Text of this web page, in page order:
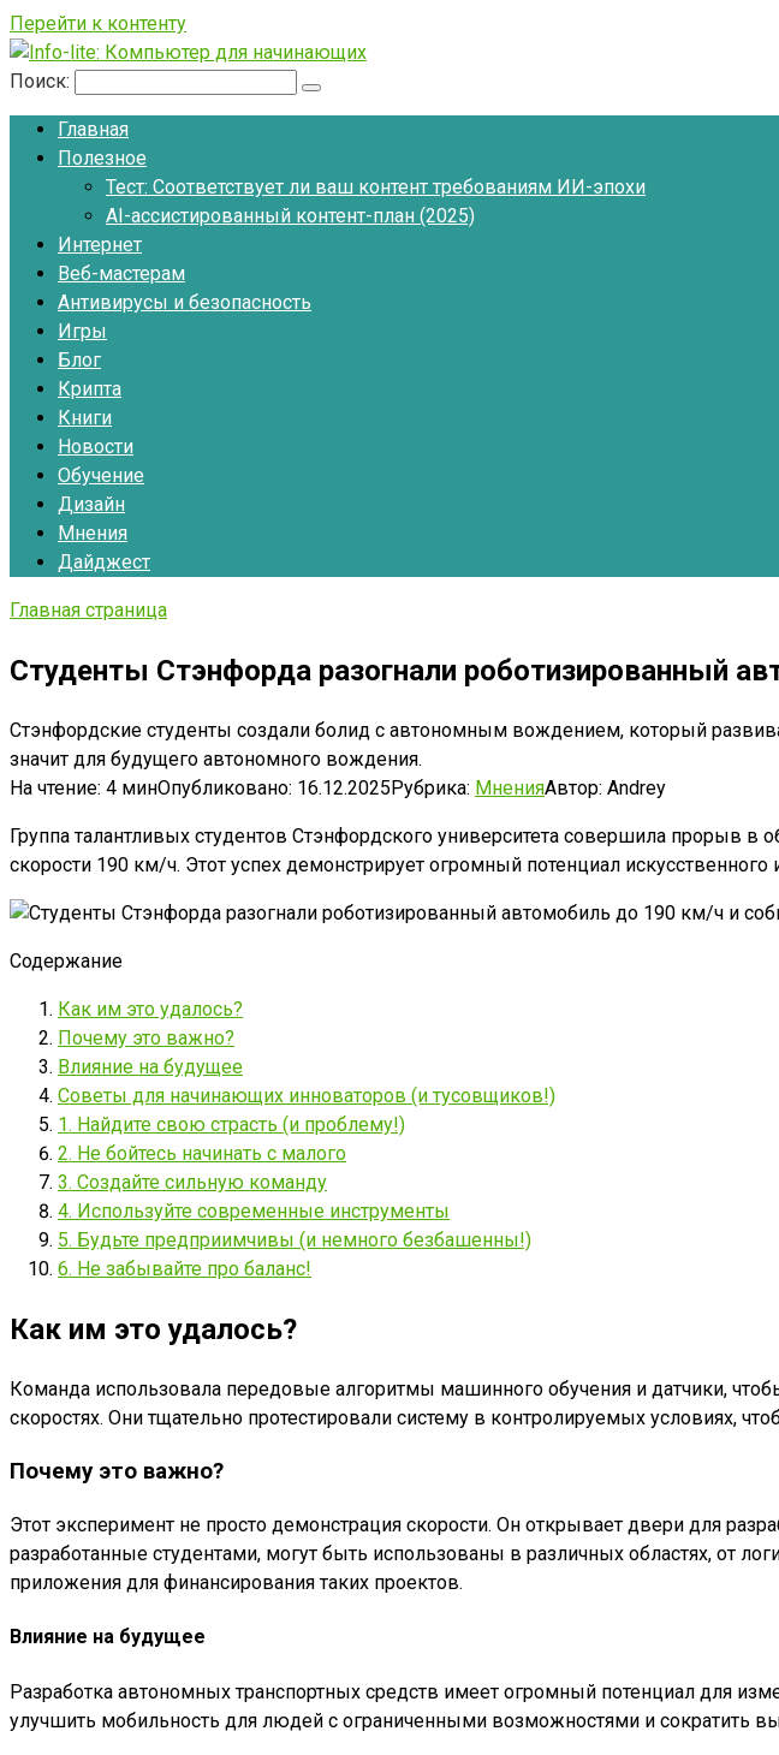
Перейти к контенту
Поиск:
Главная
Полезное
Тест: Соответствует ли ваш контент требованиям ИИ-эпохи
AI-ассистированный контент-план (2025)
Интернет
Веб-мастерам
Антивирусы и безопасность
Игры
Блог
Крипта
Книги
Новости
Обучение
Дизайн
Мнения
Дайджест
Главная страница
Студенты Стэнфорда разогнали роботизированный
Стэнфордские студенты создали болид с автономным вождением, который
значит для будущего автономного вождения.
На чтение: 4 минОпубликовано: 16.12.2025Рубрика: МненияАвтор: Andrey
Группа талантливых студентов Стэнфордского университета совершила прорыв
скорости 190 км/ч. Этот успех демонстрирует огромный потенциал
Содержание
Как им это удалось?
Почему это важно?
Влияние на будущее
Советы для начинающих инноваторов (и тусовщиков!)
1. Найдите свою страсть (и проблему!)
2. Не бойтесь начинать с малого
3. Создайте сильную команду
4. Используйте современные инструменты
5. Будьте предприимчивы (и немного безбашенны!)
6. Не забывайте про баланс!
Как им это удалось?
Команда использовала передовые алгоритмы машинного обучения и датчики,
скоростях. Они тщательно протестировали систему в контролируемых условиях,
Почему это важно?
Этот эксперимент не просто демонстрация скорости. Он открывает двери для
разработанные студентами, могут быть использованы в различных областях, от
приложения для финансирования таких проектов.
Влияние на будущее
Разработка автономных транспортных средств имеет огромный потенциал для
улучшить мобильность для людей с ограниченными возможностями и сократить